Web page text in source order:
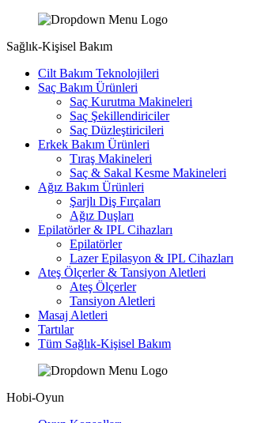
Sağlık-Kişisel Bakım
Cilt Bakım Teknolojileri
Saç Bakım Ürünleri
Saç Kurutma Makineleri
Saç Şekillendiriciler
Saç Düzleştiricileri
Erkek Bakım Ürünleri
Tıraş Makineleri
Saç & Sakal Kesme Makineleri
Ağız Bakım Ürünleri
Şarjlı Diş Fırçaları
Ağız Duşları
Epilatörler & IPL Cihazları
Epilatörler
Lazer Epilasyon & IPL Cihazları
Ateş Ölçerler & Tansiyon Aletleri
Ateş Ölçerler
Tansiyon Aletleri
Masaj Aletleri
Tartılar
Tüm Sağlık-Kişisel Bakım
Hobi-Oyun